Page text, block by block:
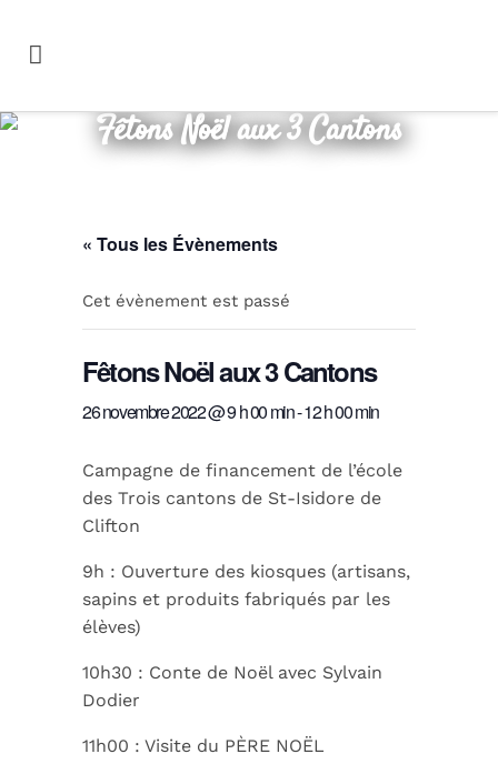
Fêtons Noël aux 3 Cantons
« Tous les Évènements
Cet évènement est passé
Fêtons Noël aux 3 Cantons
26 novembre 2022 @ 9 h 00 min-12 h 00 min
Campagne de financement de l’école
des Trois cantons de St-Isidore de
Clifton
9h : Ouverture des kiosques (artisans,
sapins et produits fabriqués par les
élèves)
10h30 : Conte de Noël avec Sylvain
Dodier
11h00 : Visite du PÈRE NOËL